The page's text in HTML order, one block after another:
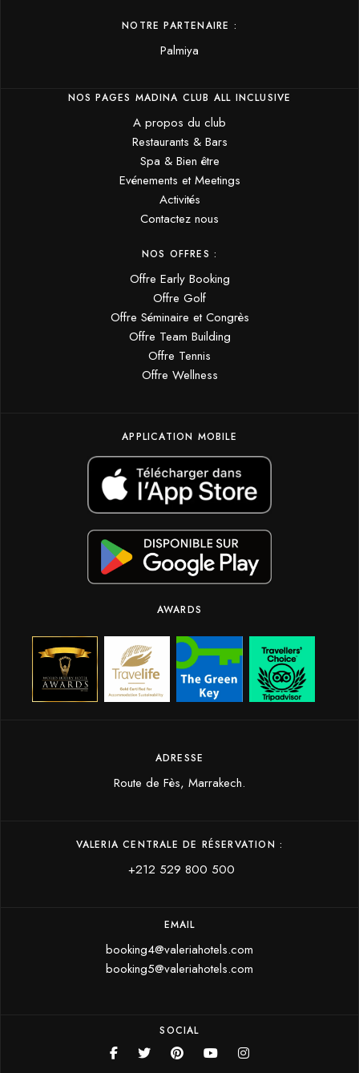
NOTRE PARTENAIRE :
Palmiya
NOS PAGES MADINA CLUB ALL INCLUSIVE
A propos du club
Restaurants & Bars
Spa & Bien être
Evénements et Meetings
Activités
Contactez nous
NOS OFFRES :
Offre Early Booking
Offre Golf
Offre Séminaire et Congrès
Offre Team Building
Offre Tennis
Offre Wellness
APPLICATION MOBILE
AWARDS
ADRESSE
Route de Fès, Marrakech.
VALERIA CENTRALE DE RÉSERVATION :
+212 529 800 500
EMAIL
booking4@valeriahotels.com
booking5@valeriahotels.com
SOCIAL